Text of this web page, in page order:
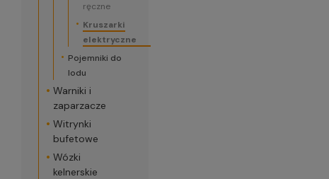
ręczne
Kruszarki
elektryczne
Pojemniki do
lodu
Warniki i
zaparzacze
Witrynki
bufetowe
Wózki
kelnerskie